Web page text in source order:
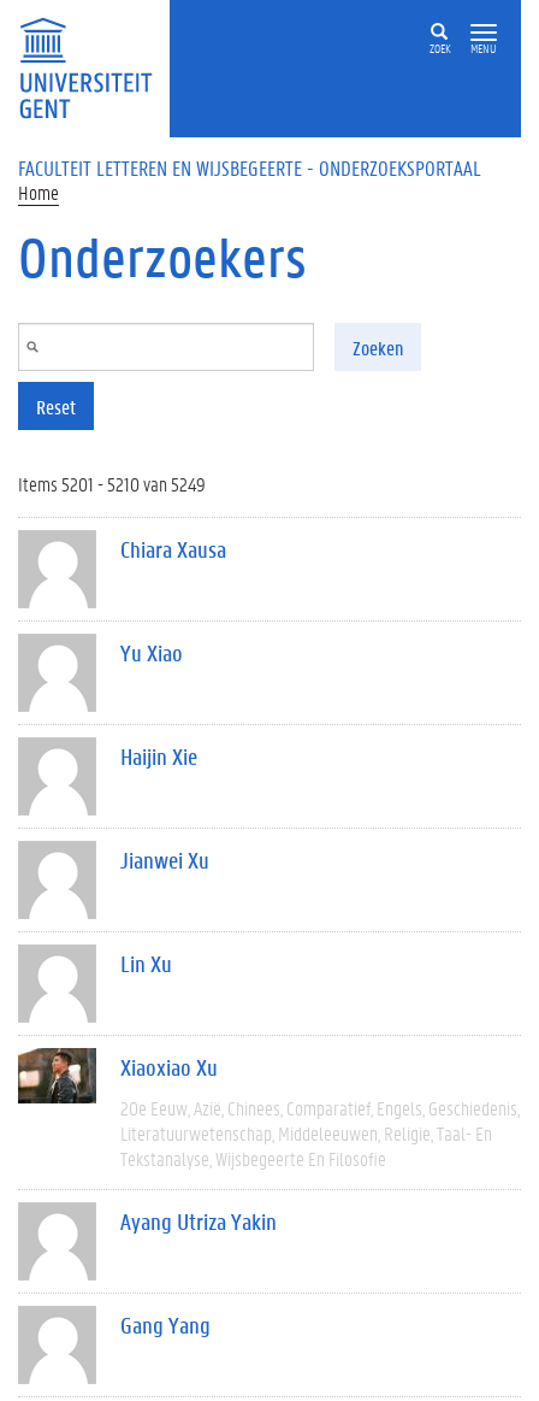
Overslaan en naar de inhoud gaan
ZOEK MENU
FACULTEIT LETTEREN EN WIJSBEGEERTE - ONDERZOEKSPORTAAL
Home
Onderzoekers
Zoeken
Reset
Items 5201 - 5210 van 5249
Chiara Xausa
Yu Xiao
Haijin Xie
Jianwei Xu
Lin Xu
Xiaoxiao Xu
20e Eeuw Azië Chinees Comparatief Engels Geschiedenis
Literatuurwetenschap Middeleeuwen Religie Taal- En
Tekstanalyse Wijsbegeerte En Filosofie
Ayang Utriza Yakin
Gang Yang